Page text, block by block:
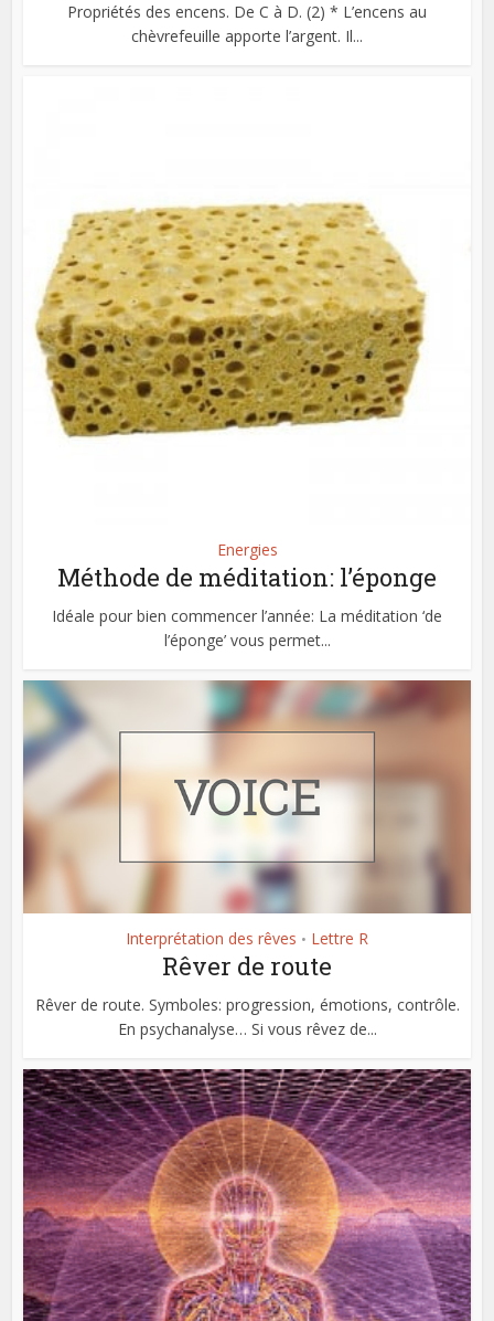
Propriétés des encens. De C à D. (2) * L’encens au
chèvrefeuille apporte l’argent. Il...
Energies
Méthode de méditation: l’éponge
Idéale pour bien commencer l’année: La méditation ‘de
l’éponge’ vous permet...
Interprétation des rêves • Lettre R
Rêver de route
Rêver de route. Symboles: progression, émotions, contrôle.
En psychanalyse… Si vous rêvez de...